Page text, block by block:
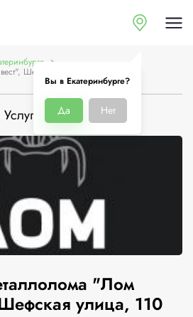
Вы в Екатеринбурге?
Да Нет
Шефская улица, 110
Услуги О компании
"Лом
улица, 110